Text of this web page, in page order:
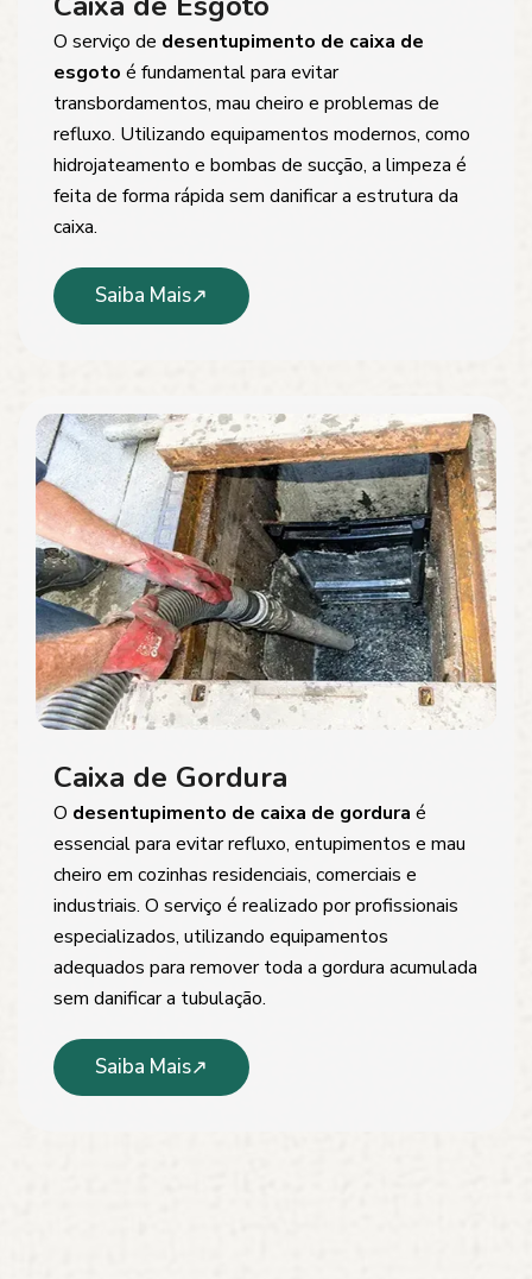
O serviço de desentupimento de caixa de
esgoto é fundamental para evitar
transbordamentos, mau cheiro e problemas de
refluxo. Utilizando equipamentos modernos, como
hidrojateamento e bombas de sucção, a limpeza é
feita de forma rápida sem danificar a estrutura da
caixa.
Saiba Mais
Caixa de Gordura
O desentupimento de caixa de gordura é
essencial para evitar refluxo, entupimentos e mau
cheiro em cozinhas residenciais, comerciais e
industriais. O serviço é realizado por profissionais
especializados, utilizando equipamentos
adequados para remover toda a gordura acumulada
sem danificar a tubulação.
Saiba Mais